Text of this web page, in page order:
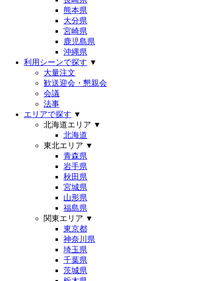
熊本県
大分県
宮崎県
鹿児島県
沖縄県
利用シーンで探す ▼
大量注文
歓送迎会・懇親会
会議
法事
エリアで探す ▼
北海道エリア ▼
北海道
東北エリア ▼
青森県
岩手県
秋田県
宮城県
山形県
福島県
関東エリア ▼
東京都
神奈川県
埼玉県
千葉県
茨城県